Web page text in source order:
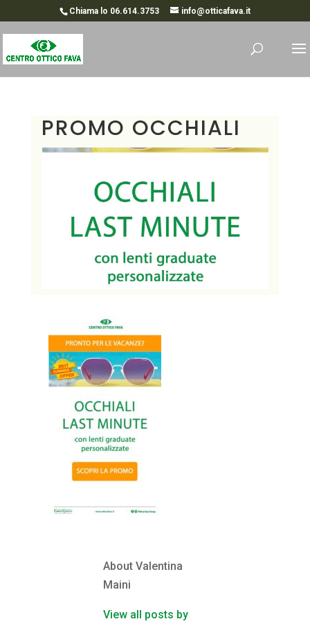
Chiama lo 06.614.3753 info@otticafava.it
PROMO OCCHIALI
About Valentina
Maini
View all posts by